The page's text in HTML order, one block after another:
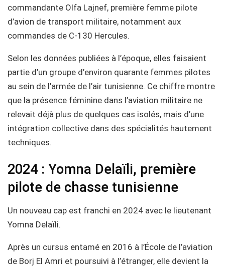
commandante Olfa Lajnef, première femme pilote
d’avion de transport militaire, notamment aux
commandes de C-130 Hercules.
Selon les données publiées à l’époque, elles faisaient
partie d’un groupe d’environ quarante femmes pilotes
au sein de l’armée de l’air tunisienne. Ce chiffre montre
que la présence féminine dans l’aviation militaire ne
relevait déjà plus de quelques cas isolés, mais d’une
intégration collective dans des spécialités hautement
techniques.
2024 : Yomna Delaïli, première
pilote de chasse tunisienne
Un nouveau cap est franchi en 2024 avec le lieutenant
Yomna Delaïli.
Après un cursus entamé en 2016 à l’École de l’aviation
de Borj El Amri et poursuivi à l’étranger, elle devient la